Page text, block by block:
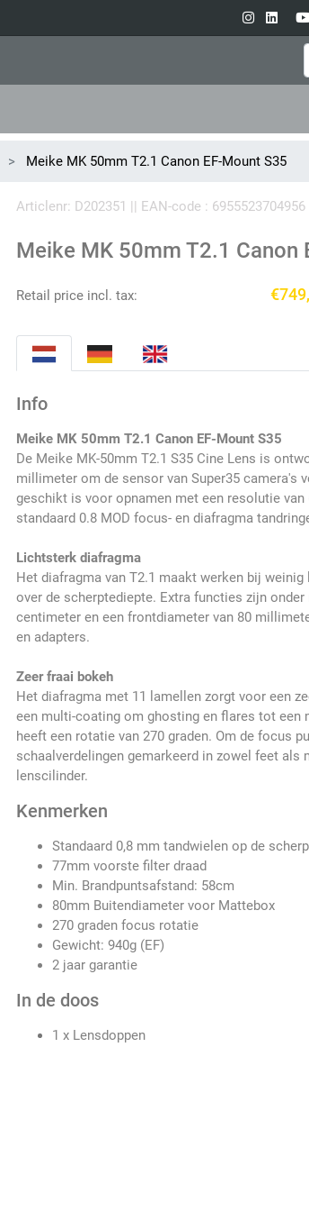
Meike MK 50mm T2.1 Canon EF-Mount S35
Articlenr: D202351 || EAN-code : 6955523704956
Meike MK 50mm T2.1 Canon
Retail price incl. tax:
Info
Meike MK 50mm T2.1 Canon EF-Mount S35
De Meike MK-50mm T2.1 S35 Cine Lens is
millimeter om de sensor van Super35 camera's
geschikt is voor opnamen met een resolutie van
standaard 0.8 MOD focus- en diafragma
Lichtsterk diafragma
Het diafragma van T2.1 maakt werken bij
over de scherptediepte. Extra functies zijn
centimeter en een frontdiameter van 80
en adapters.
Zeer fraai bokeh
Het diafragma met 11 lamellen zorgt voor een
een multi-coating om ghosting en flares tot een
heeft een rotatie van 270 graden. Om de focus
schaalverdelingen gemarkeerd in zowel feet als
lenscilinder.
Kenmerken
Standaard 0,8 mm tandwielen op de
77mm voorste filter draad
Min. Brandpuntsafstand: 58cm
80mm Buitendiameter voor Mattebox
270 graden focus rotatie
Gewicht: 940g (EF)
2 jaar garantie
In de doos
1 x Lensdoppen